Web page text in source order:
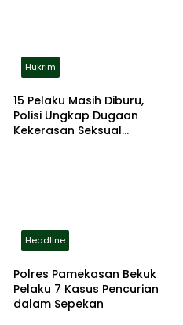
Hukrim
15 Pelaku Masih Diburu,
Polisi Ungkap Dugaan
Kekerasan Seksual
Headline
Polres Pamekasan Bekuk
Pelaku 7 Kasus Pencurian
dalam Sepekan